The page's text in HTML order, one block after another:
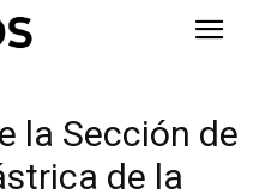
la Sección de
de la